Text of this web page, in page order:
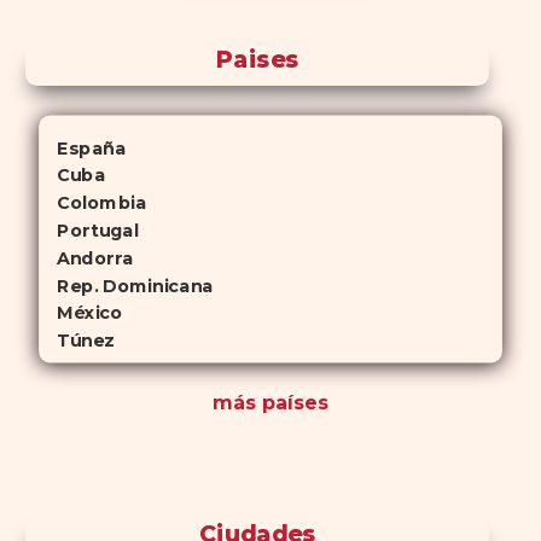
Paises
España
Cuba
Colombia
Portugal
Andorra
Rep. Dominicana
México
Túnez
más países
Ciudades